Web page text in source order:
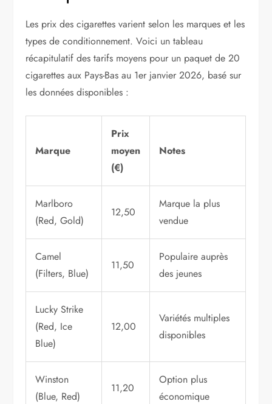
Les prix des cigarettes varient selon les marques et les
types de conditionnement. Voici un tableau
récapitulatif des tarifs moyens pour un paquet de 20
cigarettes aux Pays-Bas au 1er janvier 2026, basé sur
les données disponibles :
Marque
Prix
moyen
(€)
Notes
Marlboro
(Red, Gold)
12,50
Marque la plus
vendue
Camel
(Filters, Blue)
11,50
Populaire auprès
des jeunes
Lucky Strike
(Red, Ice
Blue)
12,00
Variétés multiples
disponibles
Winston
(Blue, Red)
11,20
Option plus
économique